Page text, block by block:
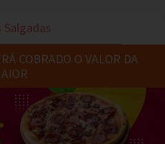
Salgadas
COBRADO O VALOR DA